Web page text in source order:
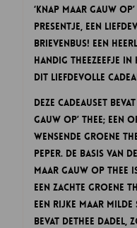
‘Knap maar Gauw
presentje, een
brievenbus! Een
handig Theezeefje
dit liefdevolle
Deze cadeauset
Gauw op’ thee; een
wensende Groene
peper. De basis van
Maar Gauw Op thee
een zachte groene
een rijke maar milde
bevat dethee dadel,